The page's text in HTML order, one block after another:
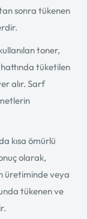
sonra tükenen
toner,
tüketilen
alır. Sarf
kısa ömürlü
olarak,
üretiminde veya
tükenen ve